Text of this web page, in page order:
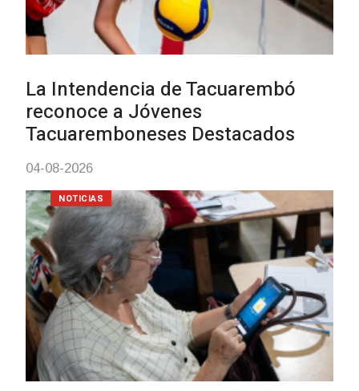
Actualización sobre la agenda de
vacunación contra el
03-08-2026
UTE hizo llamado laboral para
personas en situación de
NOTICIAS